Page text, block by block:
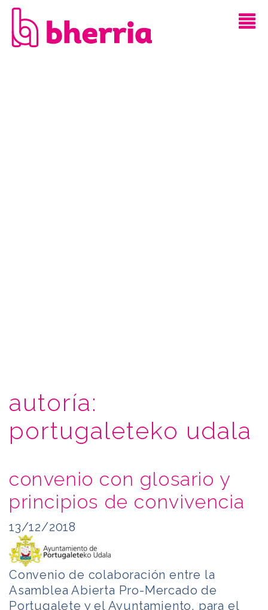
autoría:
portugaleteko udala
convenio con glosario y
principios de convivencia
13/12/2018
Convenio de colaboración entre la
Asamblea Abierta Pro-Mercado de
Portugalete y el Ayuntamiento, para el